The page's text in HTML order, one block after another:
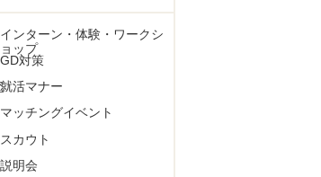
インターン・体験・ワークシ
ョップ
GD対策
就活マナー
マッチングイベント
スカウト
説明会